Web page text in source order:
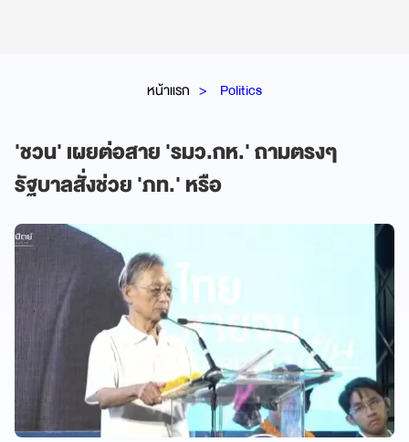
หน้าแรก Politics
'ชวน' เผยต่อสาย 'รมว.กห.' ถามตรงๆ
รัฐบาลสั่งช่วย 'ภท.' หรือ